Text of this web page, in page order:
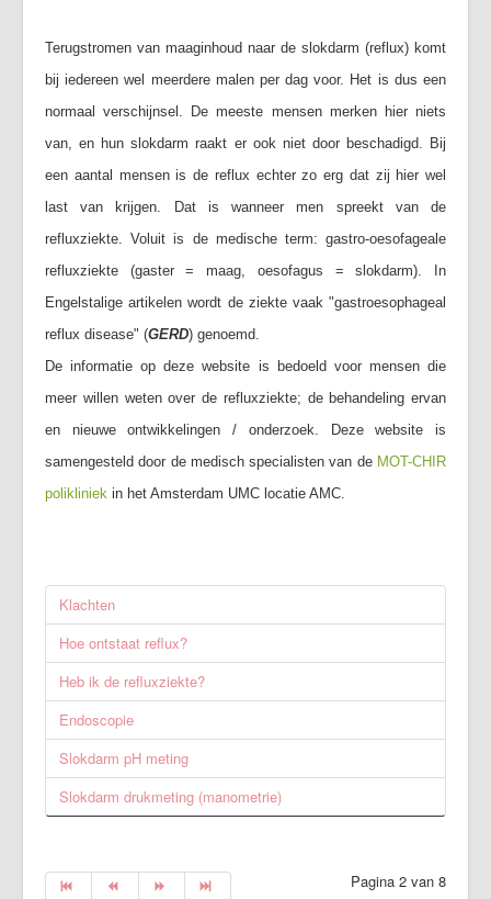
Terugstromen van maaginhoud naar de slokdarm (reflux) komt
bij iedereen wel meerdere malen per dag voor. Het is dus een
normaal verschijnsel. De meeste mensen merken hier niets
van, en hun slokdarm raakt er ook niet door beschadigd. Bij
een aantal mensen is de reflux echter zo erg dat zij hier wel
last van krijgen. Dat is wanneer men spreekt van de
refluxziekte. Voluit is de medische term: gastro-oesofageale
refluxziekte (gaster = maag, oesofagus = slokdarm). In
Engelstalige artikelen wordt de ziekte vaak "gastroesophageal
reflux disease" (GERD) genoemd.
De informatie op deze website is bedoeld voor mensen die
meer willen weten over de refluxziekte; de behandeling ervan
en nieuwe ontwikkelingen / onderzoek. Deze website is
samengesteld door de medisch specialisten van de MOT-CHIR
polikliniek in het Amsterdam UMC locatie AMC.
Klachten
Hoe ontstaat reflux?
Heb ik de refluxziekte?
Endoscopie
Slokdarm pH meting
Slokdarm drukmeting (manometrie)
Pagina 2 van 8